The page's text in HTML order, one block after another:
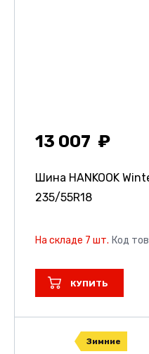
13 007
Шина HANKOOK
235/55R18
На складе 7 шт. Код
КУПИТЬ
Зимние